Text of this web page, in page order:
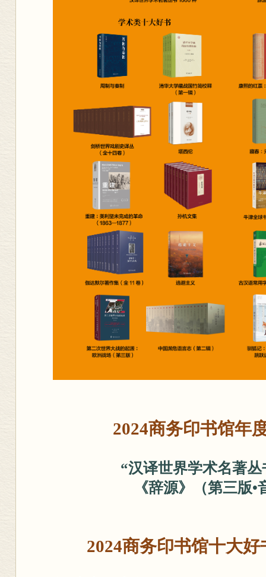
2024商务印书馆年
“汉译世界学术名著丛
《辞源》（第三版•
2024商务印书馆十大